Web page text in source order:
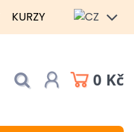
KURZY
0 Kč